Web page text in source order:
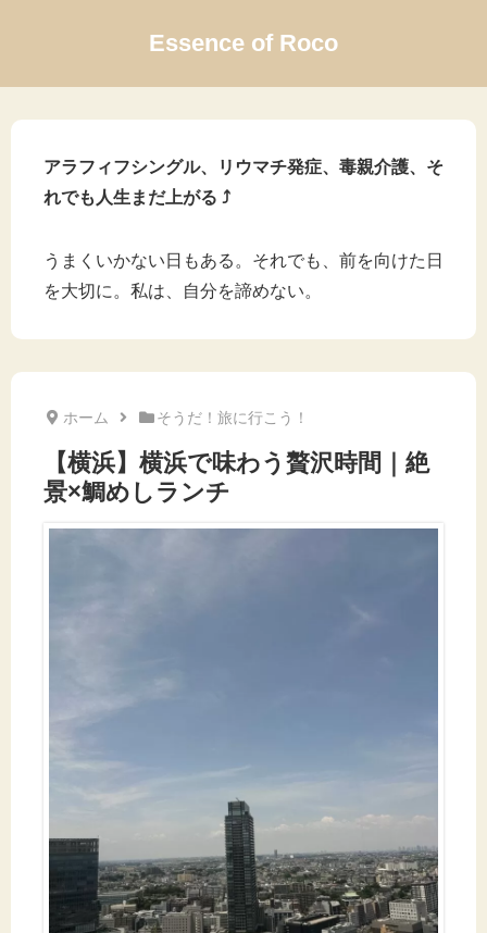
Essence of Roco
アラフィフシングル、リウマチ発症、毒親介護、そ
れでも人生まだ上がる ⤴
うまくいかない日もある。それでも、前を向けた日
を大切に。私は、自分を諦めない。
ホーム そうだ！旅に行こう！
【横浜】横浜で味わう贅沢時間｜絶
景×鯛めしランチ